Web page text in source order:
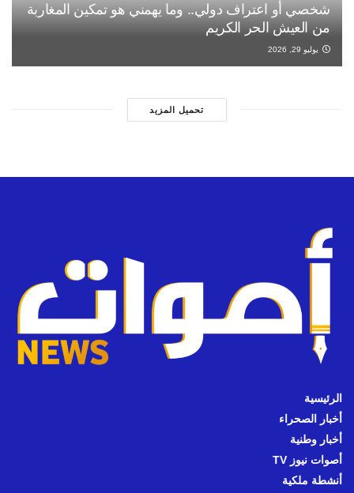
شخصي أو اعتراف دولي.. وما يهمني هو تمكين المغاربة
من العيش الحر الكريم
يوليو 29, 2026
تحميل المزيد
الرئيسية
أخبار الصحراء
أخبار وطنية
أصوات نيوز TV
أنشطة ملكية